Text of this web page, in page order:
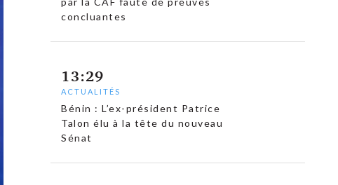
concluantes
13:29
ACTUALITÉS
Bénin : L’ex-président Patrice
Talon élu à la tête du nouveau
Sénat